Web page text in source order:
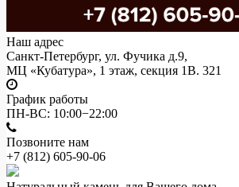
Наш адрес
Санкт-Петербург, ул. Фучика д.9,
МЦ «Кубатура», 1 этаж, секция 1В. 321
График работы
ПН-ВС: 10:00−22:00
Позвоните нам
+7 (812) 605-90-06